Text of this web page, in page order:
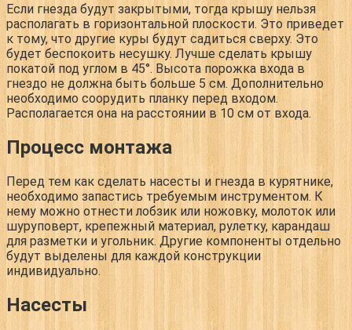
Если гнезда будут закрытыми, тогда крышу нельзя
располагать в горизонтальной плоскости. Это приведет
к тому, что другие куры будут садиться сверху. Это
будет беспокоить несушку. Лучше сделать крышу
покатой под углом в 45°. Высота порожка входа в
гнездо не должна быть больше 5 см. Дополнительно
необходимо соорудить планку перед входом.
Располагается она на расстоянии в 10 см от входа.
Процесс монтажа
Перед тем как сделать насесты и гнезда в курятнике,
необходимо запастись требуемым инструментом. К
нему можно отнести лобзик или ножовку, молоток или
шуруповерт, крепежный материал, рулетку, карандаш
для разметки и угольник. Другие компоненты отдельно
будут выделены для каждой конструкции
индивидуально.
Насесты